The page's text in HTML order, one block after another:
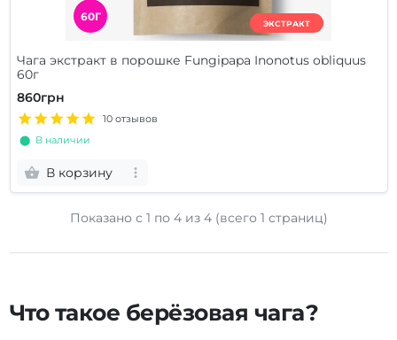
60Г
ЭКСТРАКТ
Чага экстракт в порошке Fungipapa Inonotus obliquus
60г
860грн
10 отзывов
⬤ В наличии
В корзину
Показано с 1 по 4из 4 (всего 1 страниц)
Что такое берёзовая чага?